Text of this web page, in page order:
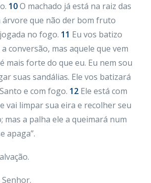
10O machado já está na raiz das
árvore que não der bom fruto
no fogo. 11 Eu vos batizo
conversão, mas aquele que vem
mais forte do que eu. Eu nem sou
suas sandálias. Ele vos batizará
e com fogo. 12 Ele está com
vai limpar sua eira e recolher seu
mas a palha ele a queimará num
apaga”.